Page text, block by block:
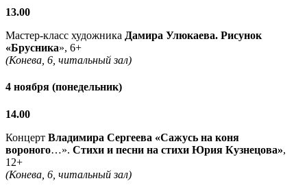
13.00
Мастер-класс художника Дамира Улюкаева. Рисунок
«Брусника», 6+
(Конева, 6, читальный зал)
4 ноября (понедельник)
14.00
Концерт Владимира Сергеева «Сажусь на коня
вороного…». Стихи и песни на стихи Юрия Кузнецова»,
12+
(Конева, 6, читальный зал)